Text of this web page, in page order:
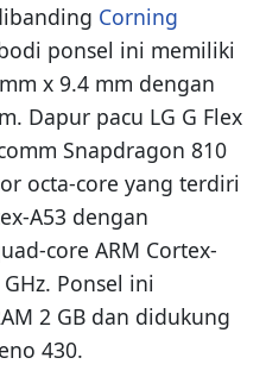
Corning
ponsel ini memiliki
x 9.4 mm dengan
Dapur pacu LG G Flex
Snapdragon 810
octa-core yang terdiri
A53 dengan
core ARM Cortex-
Ponsel ini
2 GB dan didukung
430.